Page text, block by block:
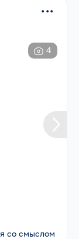
...
4
со смыслом